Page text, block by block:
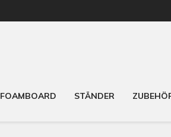
FOAMBOARD STÄNDER